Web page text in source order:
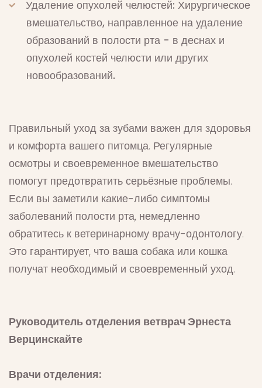
Удаление опухолей челюстей: Хирургическое
вмешательство, направленное на удаление
образований в полости рта - в деснах и
опухолей костей челюсти или других
новообразований.
Правильный уход за зубами важен для здоровья
и комфорта вашего питомца. Регулярные
осмотры и своевременное вмешательство
помогут предотвратить серьёзные проблемы.
Если вы заметили какие-либо симптомы
заболеваний полости рта, немедленно
обратитесь к ветеринарному врачу-одонтологу.
Это гарантирует, что ваша собака или кошка
получат необходимый и своевременный уход.
Руководитель отделения ветврач Эрнеста
Верцинскайте
Врачи отделения: